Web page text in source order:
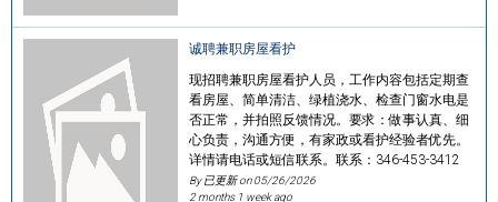
诚聘兼职房屋看护
现招聘兼职房屋看护人员，工作内容包括定期查
看房屋、简单清洁、绿植浇水、检查门窗水电是
否正常，并拍照反馈情况。要求：做事认真、细
心负责，沟通方便，有家政或看护经验者优先。
详情请电话或短信联系。联系：346-453-3412
By 已更新 on05/26/2026
2 months 1 week ago